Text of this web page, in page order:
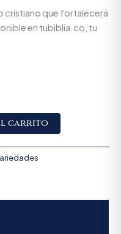
cristiano que fortalecerá
en tubiblia.co, tu
carrito